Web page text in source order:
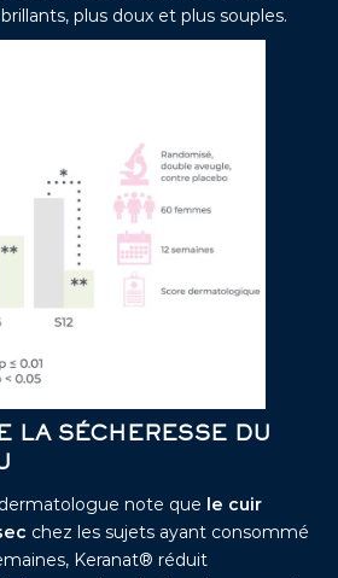
plus doux et plus souples.
LA SÉCHERESSE DU
note que le cuir
chez les sujets ayant consommé
Keranat® réduit